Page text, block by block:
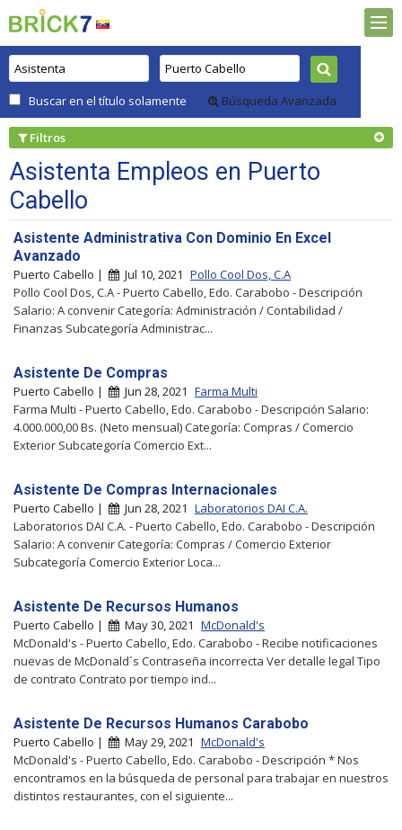
Buscar en el título solamente Búsqueda Avanzada
Filtros
Asistenta Empleos en Puerto
Cabello
Asistente Administrativa Con Dominio En Excel
Avanzado
Puerto Cabello | Jul 10, 2021 Pollo Cool Dos, C.A
Pollo Cool Dos, C.A - Puerto Cabello, Edo. Carabobo - Descripción
Salario: A convenir Categoría: Administración / Contabilidad /
Finanzas Subcategoría Administrac...
Asistente De Compras
Puerto Cabello | Jun 28, 2021 Farma Multi
Farma Multi - Puerto Cabello, Edo. Carabobo - Descripción Salario:
4.000.000,00 Bs. (Neto mensual) Categoría: Compras / Comercio
Exterior Subcategoría Comercio Ext...
Asistente De Compras Internacionales
Puerto Cabello | Jun 28, 2021 Laboratorios DAI C.A.
Laboratorios DAI C.A. - Puerto Cabello, Edo. Carabobo - Descripción
Salario: A convenir Categoría: Compras / Comercio Exterior
Subcategoría Comercio Exterior Loca...
Asistente De Recursos Humanos
Puerto Cabello | May 30, 2021 McDonald's
McDonald's - Puerto Cabello, Edo. Carabobo - Recibe notificaciones
nuevas de McDonald´s Contraseña incorrecta Ver detalle legal Tipo
de contrato Contrato por tiempo ind...
Asistente De Recursos Humanos Carabobo
Puerto Cabello | May 29, 2021 McDonald's
McDonald's - Puerto Cabello, Edo. Carabobo - Descripción * Nos
encontramos en la búsqueda de personal para trabajar en nuestros
distintos restaurantes, con el siguiente...